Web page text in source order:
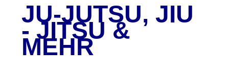
JU-JUTSU, JIU
- JITSU&
MEHR